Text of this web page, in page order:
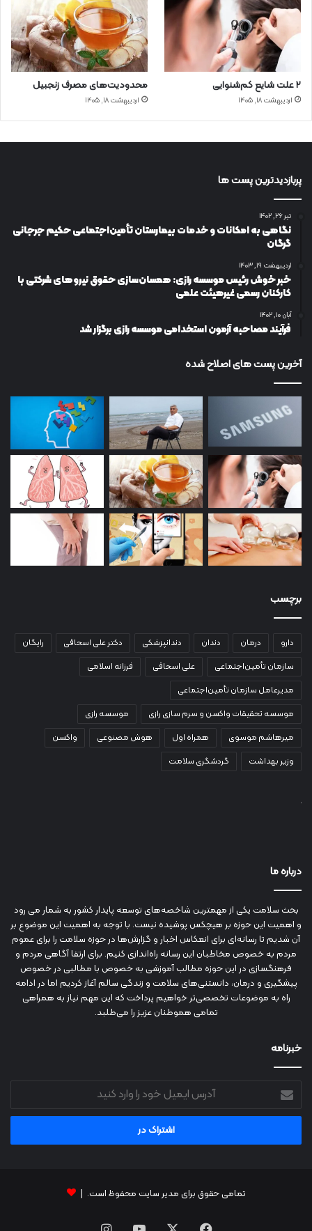
۲ علت شایع‌ کم‌شنوایی
اردیبهشت ۱۸, ۱۴۰۵
محدودیت‌های مصرف زنجبیل
اردیبهشت ۱۸, ۱۴۰۵
پربازدیدترین پست ها
تیر ۲۶, ۱۴۰۲
نگاهی به امکانات و خدمات بیمارستان تأمین‌اجتماعی حکیم جرجانی
گرگان
اردیبهشت ۱۹, ۱۴۰۳
خبر خوش رئیس موسسه رازی: همسان‌سازی حقوق نیروهای شرکتی با
کارکنان رسمی غیرهیئت علمی
آبان ۱۰, ۱۴۰۲
فرآیند مصاحبه آزمون استخدامی موسسه رازی برگزار شد
آخرین پست های اصلاح شده
برچسب
دارو درمان دندان دندانپزشکی دکتر علی اسحاقی
رایگان
سازمان تأمین‌اجتماعی
علی اسحاقی
فرزانه اسلامی
مدیرعامل سازمان تأمین‌اجتماعی
موسسه تحقیقات واکسن و سرم سازی رازی
موسسه رازی
میرهاشم موسوی
همراه اول هوش مصنوعی
واکسن
وزیر بهداشت
گردشگری سلامت
درباره ما
بحث سلامت یکی از مهمترین شاخصه‌های توسعه پایدار کشور به شمار می رود
و اهمیت این حوزه بر هیچکس پوشیده نیست. با توجه به اهمیت این موضوع بر
آن شدیم تا رسانه‌ای برای انعکاس اخبار و گزارش‌ها در حوزه سلامت را برای عموم
مردم به خصوص مخاطبان این رسانه راه‌اندازی کنیم. برای ارتقا آگاهی مردم و
فرهنگسازی در این حوزه مطالب آموزشی به خصوص با مطالبی در خصوص
پیشگیری و درمان، دانستنی‌های سلامت و زندگی سالم آغاز کردیم اما در ادامه
راه به موضوعات تخصصی‌تر خواهیم پرداخت که این مهم نیاز به همراهی
تمامی هموطنان عزیز را می‌طلبد.
خبرنامه
آدرس
ایمیل
خود
وارد
تمامی حقوق برای مدیر سایت محفوظ است. |